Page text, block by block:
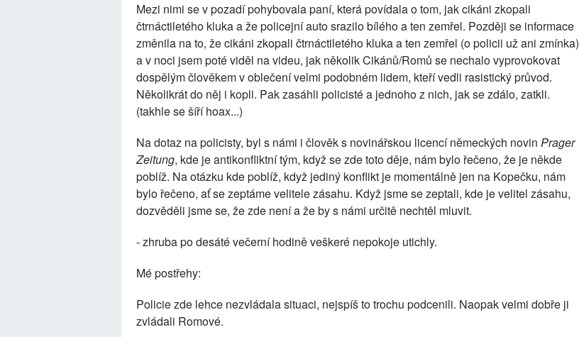
Mezi nimi se v pozadí pohybovala paní, která povídala o tom, jak cikáni zkopali
čtrnáctiletého kluka a že policejní auto srazilo bílého a ten zemřel. Později se informace
změnila na to, že cikáni zkopali čtrnáctiletého kluka a ten zemřel (o policii už ani zmínka)
a v noci jsem poté viděl na videu, jak několik Cikánů/Romů se nechalo vyprovokovat
dospělým člověkem v oblečení velmi podobném lidem, kteří vedli rasistický průvod.
Několikrát do něj i kopli. Pak zasáhli policisté a jednoho z nich, jak se zdálo, zatkli.
(takhle se šíří hoax...)
Na dotaz na policisty, byl s námi i člověk s novinářskou licencí německých novin Prager
Zeitung, kde je antikonfliktní tým, když se zde toto děje, nám bylo řečeno, že je někde
poblíž. Na otázku kde poblíž, když jediný konflikt je momentálně jen na Kopečku, nám
bylo řečeno, ať se zeptáme velitele zásahu. Když jsme se zeptali, kde je velitel zásahu,
dozvěděli jsme se, že zde není a že by s námi určitě nechtěl mluvit.
- zhruba po desáté večerní hodině veškeré nepokoje utichly.
Mé postřehy:
Policie zde lehce nezvládala situaci, nejspíš to trochu podcenili. Naopak velmi dobře ji
zvládali Romové.